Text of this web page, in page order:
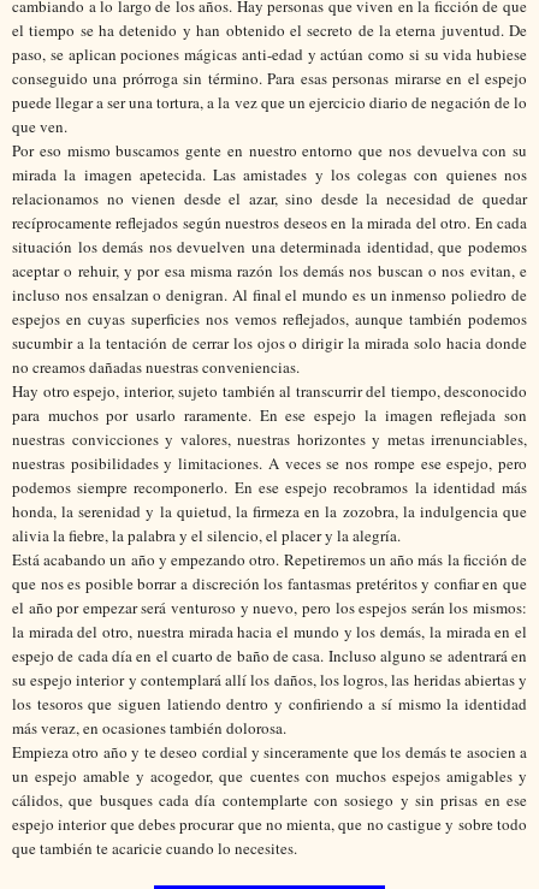
cambiando a lo largo de los años. Hay personas que viven en la ficción de que
el tiempo se ha detenido y han obtenido el secreto de la eterna juventud. De
paso, se aplican pociones mágicas anti-edad y actúan como si su vida hubiese
conseguido una prórroga sin término. Para esas personas mirarse en el espejo
puede llegar a ser una tortura, a la vez que un ejercicio diario de negación de lo
que ven.
Por eso mismo buscamos gente en nuestro entorno que nos devuelva con su
mirada la imagen apetecida. Las amistades y los colegas con quienes nos
relacionamos no vienen desde el azar, sino desde la necesidad de quedar
recíprocamente reflejados según nuestros deseos en la mirada del otro. En cada
situación los demás nos devuelven una determinada identidad, que podemos
aceptar o rehuir, y por esa misma razón los demás nos buscan o nos evitan, e
incluso nos ensalzan o denigran. Al final el mundo es un inmenso poliedro de
espejos en cuyas superficies nos vemos reflejados, aunque también podemos
sucumbir a la tentación de cerrar los ojos o dirigir la mirada solo hacia donde
no creamos dañadas nuestras conveniencias.
Hay otro espejo, interior, sujeto también al transcurrir del tiempo, desconocido
para muchos por usarlo raramente. En ese espejo la imagen reflejada son
nuestras convicciones y valores, nuestras horizontes y metas irrenunciables,
nuestras posibilidades y limitaciones. A veces se nos rompe ese espejo, pero
podemos siempre recomponerlo. En ese espejo recobramos la identidad más
honda, la serenidad y la quietud, la firmeza en la zozobra, la indulgencia que
alivia la fiebre, la palabra y el silencio, el placer y la alegría.
Está acabando un año y empezando otro. Repetiremos un año más la ficción de
que nos es posible borrar a discreción los fantasmas pretéritos y confiar en que
el año por empezar será venturoso y nuevo, pero los espejos serán los mismos:
la mirada del otro, nuestra mirada hacia el mundo y los demás, la mirada en el
espejo de cada día en el cuarto de baño de casa. Incluso alguno se adentrará en
su espejo interior y contemplará allí los daños, los logros, las heridas abiertas y
los tesoros que siguen latiendo dentro y confiriendo a sí mismo la identidad
más veraz, en ocasiones también dolorosa.
Empieza otro año y te deseo cordial y sinceramente que los demás te asocien a
un espejo amable y acogedor, que cuentes con muchos espejos amigables y
cálidos, que busques cada día contemplarte con sosiego y sin prisas en ese
espejo interior que debes procurar que no mienta, que no castigue y sobre todo
que también te acaricie cuando lo necesites.